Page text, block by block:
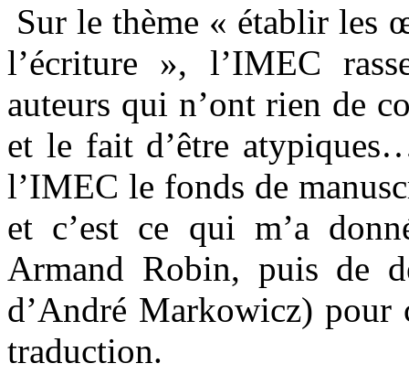
Sur le thème « établir les
l’écriture », l’IMEC
auteurs qui n’ont rien de
et le fait d’être
l’IMEC le fonds de
et c’est ce qui m’a
Armand Robin, puis de
d’André Markowicz) pour
traduction.